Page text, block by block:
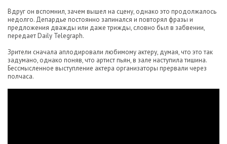
Вдруг он вспомнил, зачем вышел на сцену, однако это продолжалось
недолго. Депардье постоянно запинался и повторял фразы и
предложения дважды или даже трижды, словно был в забвении,
передает Daily Telegraph.
Зрители сначала аплодировали любимому актеру, думая, что это так
задумано, однако поняв, что артист пьян, в зале наступила тишина.
Бессмысленное выступление актера организаторы прервали через
полчаса.